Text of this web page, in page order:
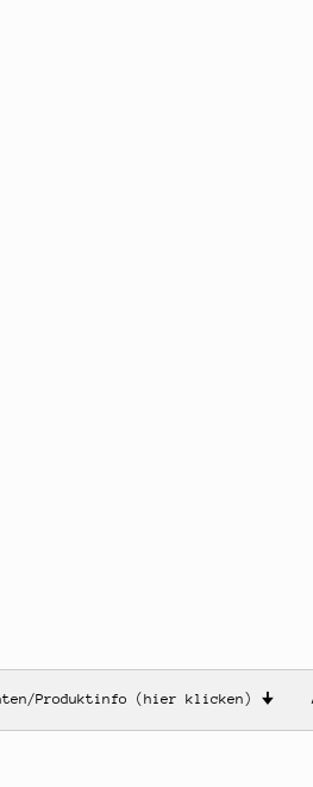
Produktinfo (hier klicken) 🠋